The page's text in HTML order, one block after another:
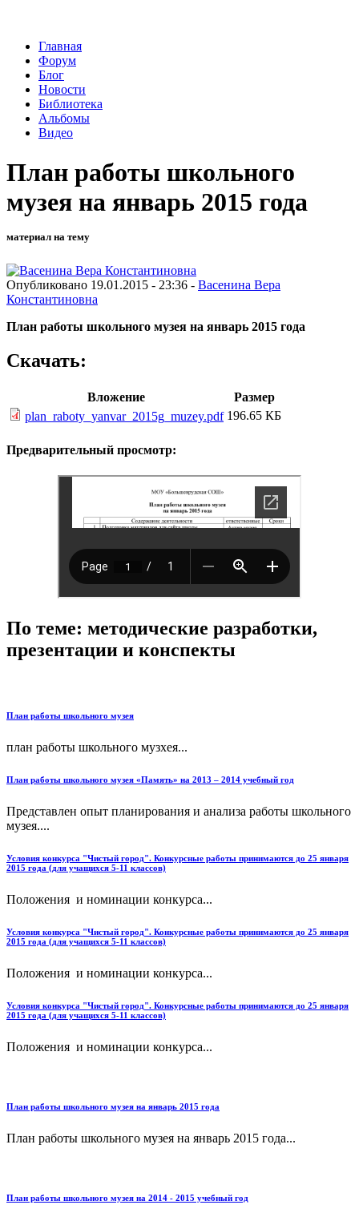
Главная
Форум
Блог
Новости
Библиотека
Альбомы
Видео
План работы школьного
музея на январь 2015 года
материал на тему
Опубликовано 19.01.2015 - 23:36 - Васенина Вера
Константиновна
План работы школьного музея на январь 2015 года
Скачать:
Вложение
Размер
plan_raboty_yanvar_2015g_muzey.pdf 196.65 КБ
Предварительный просмотр:
По теме: методические разработки,
презентации и конспекты
План работы школьного музея
план работы школьного музхея...
План работы школьного музея «Память» на 2013 – 2014 учебный год
Представлен опыт планирования и анализа работы школьного
музея....
Условия конкурса "Чистый город". Конкурсные работы принимаются до 25 января
2015 года (для учащихся 5-11 классов)
Положения и номинации конкурса...
Условия конкурса "Чистый город". Конкурсные работы принимаются до 25 января
2015 года (для учащихся 5-11 классов)
Положения и номинации конкурса...
Условия конкурса "Чистый город". Конкурсные работы принимаются до 25 января
2015 года (для учащихся 5-11 классов)
Положения и номинации конкурса...
План работы школьного музея на январь 2015 года
План работы школьного музея на январь 2015 года...
План работы школьного музея на 2014 - 2015 учебный год